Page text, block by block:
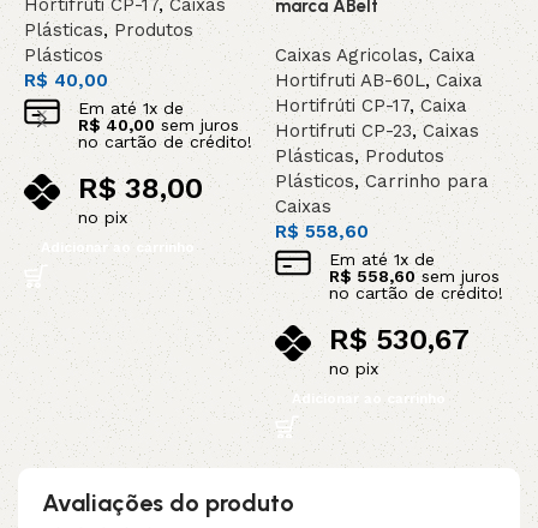
Hortifrúti CP-17, Caixas
Plásticas, Produtos
Plásticos
R$ 40,00
Em até 1x de
R$40,00 sem juros
no cartão de crédito!
R$38,00
no pix
Adicionar ao carrinho
marca ABelt
Caixas Agricolas, Caixa
Hortifruti AB-60L, Caixa
Hortifrúti CP-17,Caixa
Hortifruti CP-23,Caixas
Plásticas,Produtos
Plásticos,Carrinho para
Caixas
R$ 558,60
Em até1x de
R$ 558,60sem juros
no cartão de crédito!
R$530,67
no pix
Adicionar ao carrinho
Avaliações do produto